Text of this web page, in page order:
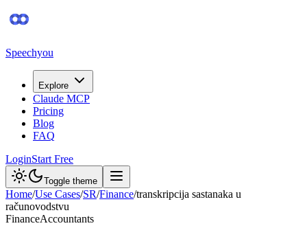
Speechyou
Explore
Claude MCP
Pricing
Blog
FAQ
LoginStart Free
Toggle theme
Home/Use Cases/SR/Finance/transkripcija sastanaka u
računovodstvu
FinanceAccountants